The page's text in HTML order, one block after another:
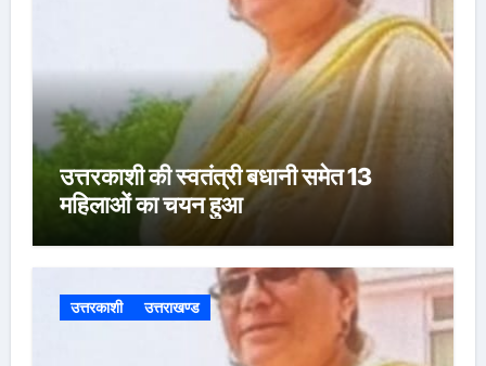
उत्तरकाशी की स्वतंत्री बधानी समेत 13
महिलाओं का चयन हुआ
उत्तरकाशी उत्तराखण्ड